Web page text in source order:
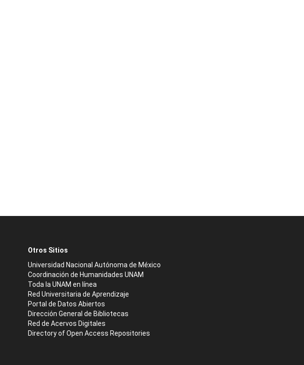
Otros Sitios
Universidad Nacional Autónoma de México
Coordinación de Humanidades UNAM
Toda la UNAM en línea
Red Universitaria de Aprendizaje
Portal de Datos Abiertos
Dirección General de Bibliotecas
Red de Acervos Digitales
Directory of Open Access Repositories